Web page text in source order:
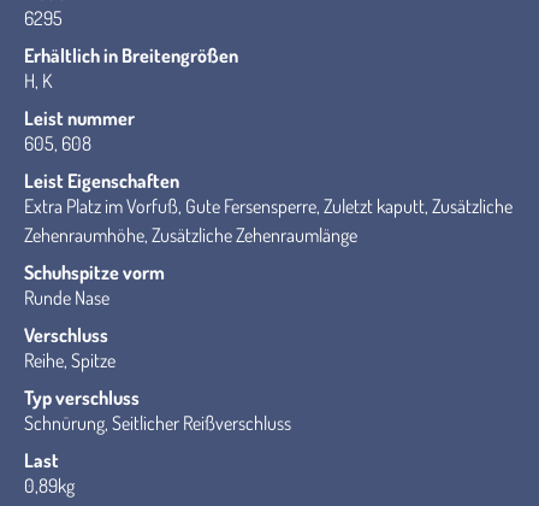
6295
Erhältlich in Breitengrößen
H, K
Leist nummer
605, 608
Leist Eigenschaften
Extra Platz im Vorfuß, Gute Fersensperre, Zuletzt kaputt, Zusätzliche
Zehenraumhöhe, Zusätzliche Zehenraumlänge
Schuhspitze vorm
Runde Nase
Verschluss
Reihe, Spitze
Typ verschluss
Schnürung, Seitlicher Reißverschluss
Last
0,89kg